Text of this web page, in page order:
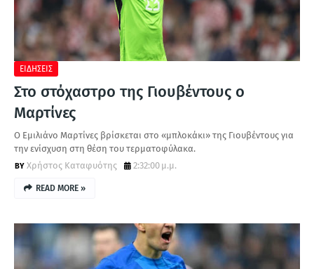
ΕΙΔΗΣΕΙΣ
Στο στόχαστρο της Γιουβέντους ο
Μαρτίνες
Ο Εμιλιάνο Μαρτίνες βρίσκεται στο «μπλοκάκι» της Γιουβέντους για
την ενίσχυση στη θέση του τερματοφύλακα.
Χρήστος Καταφυότης
2:32:00 μ.μ.
READ MORE »